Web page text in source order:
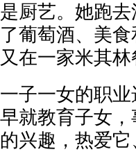
是厨艺。她跑
了葡萄酒、美
又在一家米其林
一子一女的职
早就教育子女
的兴趣，热爱